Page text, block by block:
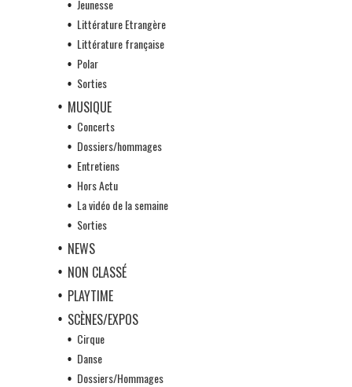
Jeunesse
Littérature Etrangère
Littérature française
Polar
Sorties
MUSIQUE
Concerts
Dossiers/hommages
Entretiens
Hors Actu
La vidéo de la semaine
Sorties
NEWS
NON CLASSÉ
PLAYTIME
SCÈNES/EXPOS
Cirque
Danse
Dossiers/Hommages